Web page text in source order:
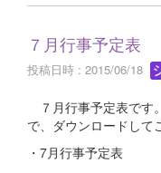
７月行事予定表
投稿日時 : 2015/06/18
７月行事予定表です
で、ダウンロードして
・7月行事予定表